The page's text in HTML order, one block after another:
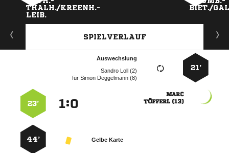
SPIELVERLAUF
21’
Auswechslung
  
für  

 
:
23’
Gelbe Karte
44’